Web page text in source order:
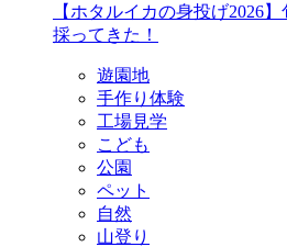
【ホタルイカの身投げ2026
採ってきた！
遊園地
手作り体験
工場見学
こども
公園
ペット
自然
山登り